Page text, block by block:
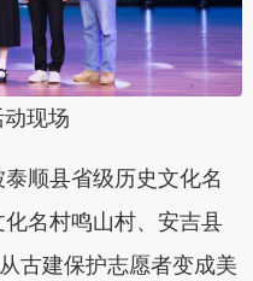
现场
顺县省级历史文化名
名村鸣山村、安吉县
古建保护志愿者变成美